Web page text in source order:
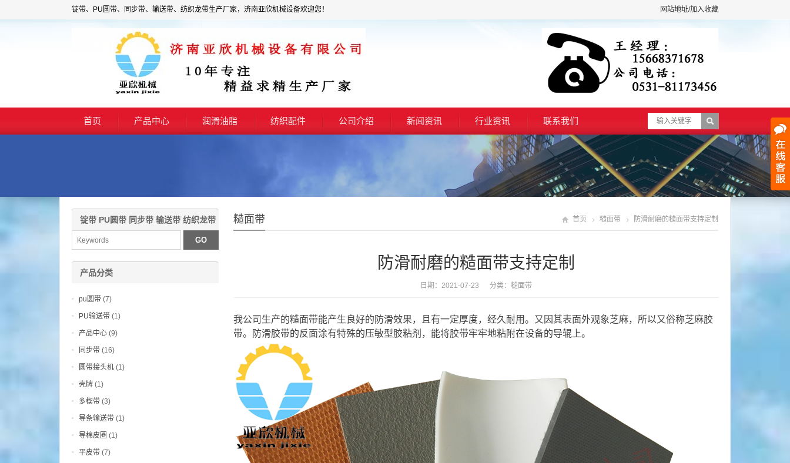
锭带、PU圆带、同步带、输送带、纺织龙带生产厂家，济南亚欣机械设备欢迎您！ 网站地址/加入收藏
首页 产品中心 润滑油脂 纺织配件 公司介绍 新闻资讯 行业资讯 联系我们
糙面带 首页 糙面带 防滑耐磨的糙面带支持定制
防滑耐磨的糙面带支持定制
日期：2021-07-23 分类： 糙面带
我公司生产的糙面带能产生良好的防滑效果，且有一定厚度，经久耐用。又因其表面外观象芝麻，所以又俗称芝麻胶
带。防滑胶带的反面涂有特殊的压敏型胶粘剂，能将胶带牢牢地粘附在设备的导辊上。
锭带 PU圆带 同步带 输送带 纺织龙带
产品分类
pu圆带 (7)
PU输送带 (1)
产品中心 (9)
同步带 (16)
圆带接头机 (1)
壳牌 (1)
多楔带 (3)
导条输送带 (1)
导棉皮圈 (1)
平皮带 (7)